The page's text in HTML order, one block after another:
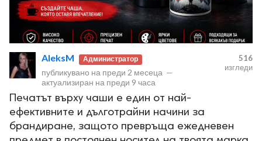
AleksM Администратор
публикувано на преди 2 месеца —
актуализиран на преди 9 часа
516
изгледи
Печатът върху чаши е един от най-
ефективните и дълготрайни начини за
брандиране, защото превръща ежедневен